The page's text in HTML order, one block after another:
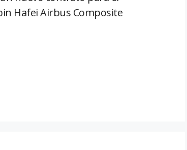
Hafei Airbus Composite